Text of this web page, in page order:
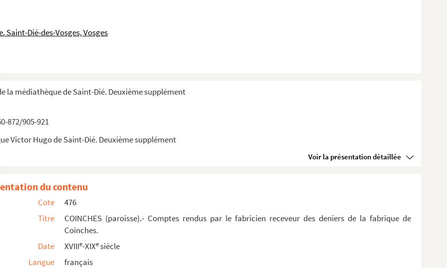
Saint-Dié-des-Vosges, Vosges
la médiathèque de Saint-Dié. Deuxième supplément
872/905-921
Victor Hugo de Saint-Dié. Deuxième supplément
Voir la présentation détaillée
Coinches (Vosges).
des deniers de la fabrique de Coinche...
du contenu
Cote
476
Titre
COINCHES (paroisse).- Comptes rendus par le fabricien receveur des deniers de la fabrique de
Coinches.
Date
XVIIIe-XIXesiècle
Langue
français